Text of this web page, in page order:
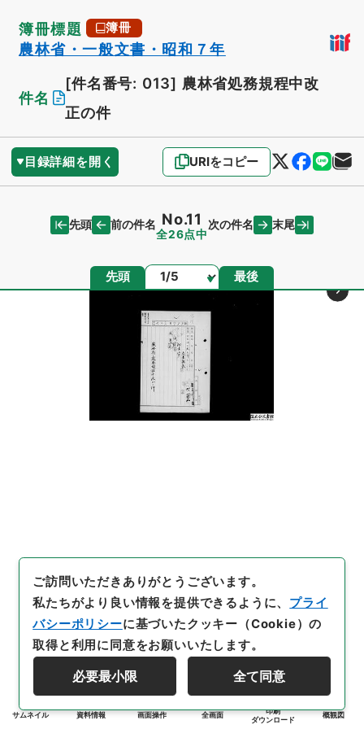
簿冊標題 簿冊
農林省・一般文書・昭和７年
件名
[件名番号: 013] 農林省処務規程中改
正の件
目録詳細を開く URIをコピー
先頭 前の件名 No.11
全26点中
次の件名 末尾
先頭 ページ 最後
サムネイル 資料情報 画面操作 全画面
印刷
ダウンロード
概観図
ご訪問いただきありがとうございます。
私たちがより良い情報を提供できるように、 プライ
バシーポリシーに基づいたクッキー（Cookie）の
取得と利用に同意をお願いいたします。
必要最小限 全て同意